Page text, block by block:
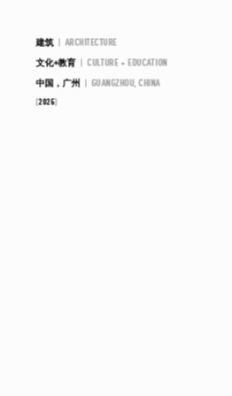
建筑 | ARCHITECTURE
文化+教育 | CULTURE + EDUCATION
中国，广州 | GUANGZHOU, CHINA
2025